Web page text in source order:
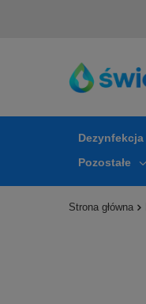
Dezynfekcja
Pozostałe
Strona główna